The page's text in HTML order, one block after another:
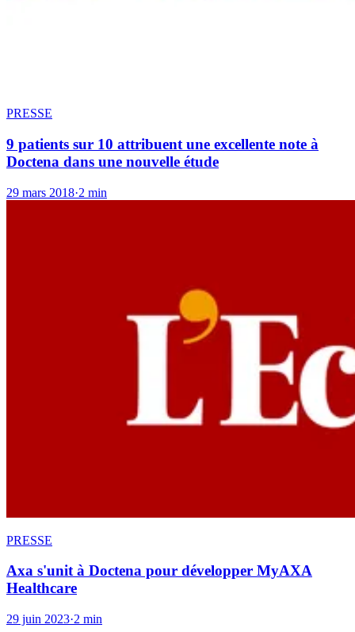
PRESSE
9 patients sur 10 attribuent une excellente note à
Doctena dans une nouvelle étude
29 mars 2018·2 min
PRESSE
Axa s'unit à Doctena pour développer MyAXA
Healthcare
29 juin 2023·2 min